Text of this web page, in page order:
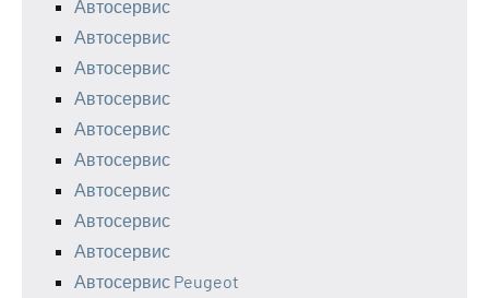
Автосервис
Автосервис
Автосервис
Автосервис
Автосервис
Автосервис
Автосервис
Автосервис
Автосервис
Автосервис Peugeot